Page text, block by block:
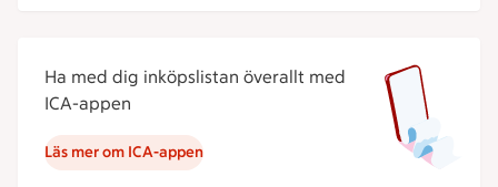
Ha med dig inköpslistan överallt med
ICA-appen
Läs mer om ICA-appen